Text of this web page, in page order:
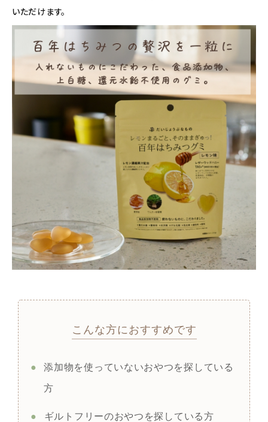
アルモニベルツ
コラム・スタッフのおすすめ
ご利用ガイド等
ようこそ ゲスト 様
person 会員登録
いただけます。
こんな方におすすめです
● 添加物を使っていないおやつを探している
方
● ギルトフリーのおやつを探している方